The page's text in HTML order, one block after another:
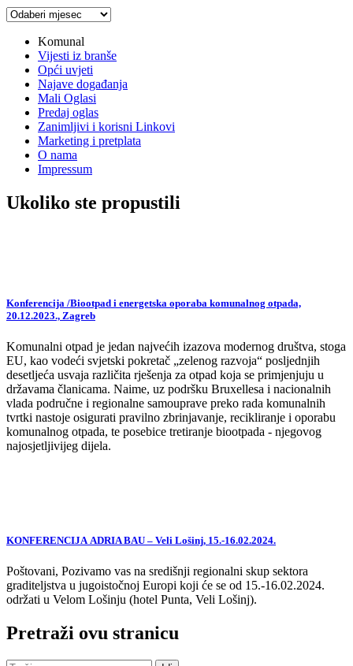
Arhiva
Komunal
Vijesti iz branše
Opći uvjeti
Najave događanja
Mali Oglasi
Predaj oglas
Zanimljivi i korisni Linkovi
Marketing i pretplata
O nama
Impressum
Ukoliko ste propustili
Konferencija /Biootpad i energetska oporaba komunalnog otpada,
20.12.2023., Zagreb
Komunalni otpad je jedan najvećih izazova modernog društva, stoga
EU, kao vodeći svjetski pokretač „zelenog razvoja“ posljednjih
desetljeća usvaja različita rješenja za otpad koja se primjenjuju u
državama članicama. Naime, uz podršku Bruxellesa i nacionalnih
vlada područne i regionalne samouprave preko rada komunalnih
tvrtki nastoje osigurati pravilno zbrinjavanje, recikliranje i oporabu
komunalnog otpada, te posebice tretiranje biootpada - njegovog
najosjetljivijeg dijela.
KONFERENCIJA ADRIA BAU – Veli Lošinj, 15.-16.02.2024.
Poštovani, Pozivamo vas na središnji regionalni skup sektora
graditeljstva u jugoistočnoj Europi koji će se od 15.-16.02.2024.
održati u Velom Lošinju (hotel Punta, Veli Lošinj).
Pretraži ovu stranicu